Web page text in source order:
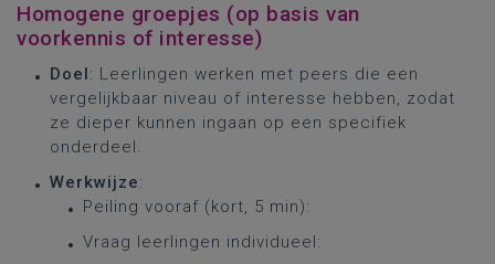
Homogene groepjes (op basis van
voorkennis of interesse)
Doel: Leerlingen werken met peers die een
vergelijkbaar niveau of interesse hebben, zodat
ze dieper kunnen ingaan op een specifiek
onderdeel.
Werkwijze:
Peiling vooraf (kort, 5 min):
Vraag leerlingen individueel: